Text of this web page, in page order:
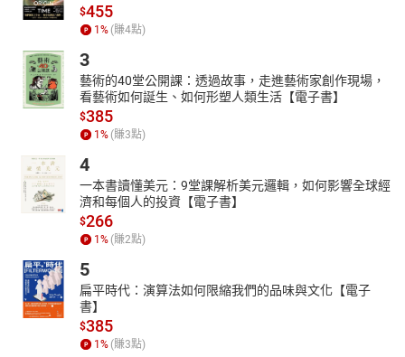
$455
1 % (賺4點)
3
藝術的40堂公開課：透過故事，走進藝術家創作現場，
看藝術如何誕生、如何形塑人類生活【電子書】
$385
1 % (賺3點)
4
一本書讀懂美元：9堂課解析美元邏輯，如何影響全球經
濟和每個人的投資【電子書】
$266
1 % (賺2點)
5
扁平時代：演算法如何限縮我們的品味與文化【電子
書】
$385
1 % (賺3點)